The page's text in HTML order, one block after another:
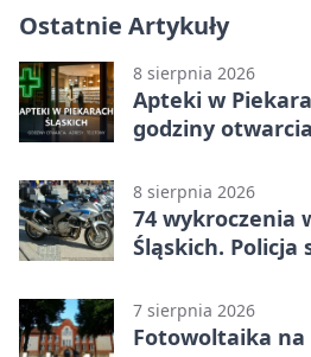
Ostatnie Artykuły
8 sierpnia 2026
Apteki w
godziny
8 sierpnia 2026
74 wykroczenia
Śląskich. Policja
7 sierpnia 2026
Fotowoltaika